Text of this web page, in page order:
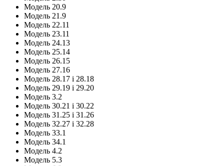
Модель 20.9
Модель 21.9
Модель 22.11
Модель 23.11
Модель 24.13
Модель 25.14
Модель 26.15
Модель 27.16
Модель 28.17 і 28.18
Модель 29.19 і 29.20
Модель 3.2
Модель 30.21 і 30.22
Модель 31.25 і 31.26
Модель 32.27 і 32.28
Модель 33.1
Модель 34.1
Модель 4.2
Модель 5.3